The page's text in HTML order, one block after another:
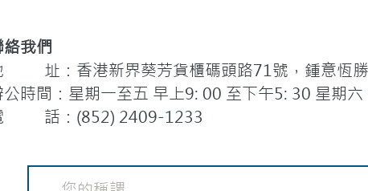
絡我們
址：香港新界葵芳貨櫃碼頭路71號，鍾意恆
公時間：星期一至五 早上9: 00 至下午5: 30 星期
話：(852) 2409-1233